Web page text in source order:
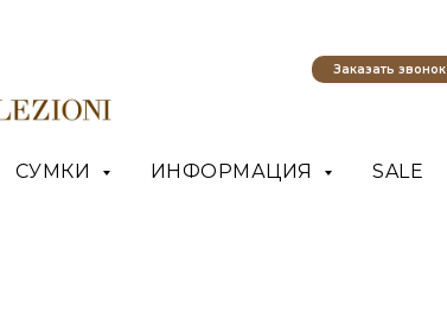
СУМКИ ИНФОРМАЦИЯ SALE
Заказать звонок